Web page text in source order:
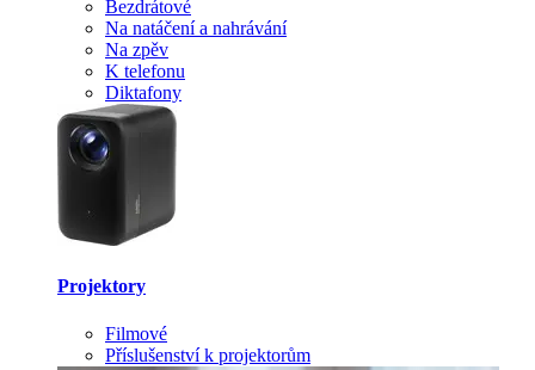
Bezdrátové
Na natáčení a nahrávání
Na zpěv
K telefonu
Diktafony
Projektory
Filmové
Příslušenství k projektorům